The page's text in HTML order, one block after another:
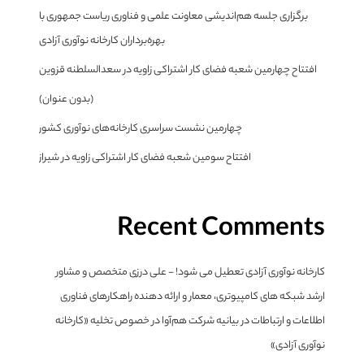
برگزاری جلسه هم‌اندیشی معاونت علمی و فناوری ریاست جمهوری با
بهره‌برداران کارخانه نوآوری آزادی
افتتاح چهارمین شعبه فضای کار اشتراکی زاویه در سعدالسلطنه قزوین
(بدون عنوان)
چهارمین نشست سراسری کارخانه‌های نوآوری کشور
افتتاح سومین شعبه فضای کار اشتراکی زاویه در شیراز
Recent Comments
کارخانه نوآوری آزادی تعطیل می شود! - علی درزی متخصص و مشاور
ارشد شبکه های کامپیوتری، معمار و ارائه دهنده راهکارهای فناوری
اطلاعات و ارتباطاتدربیانیه شرکت هم‌آوا در خصوص تخلیه «کارخانه
نوآوری آزادی»